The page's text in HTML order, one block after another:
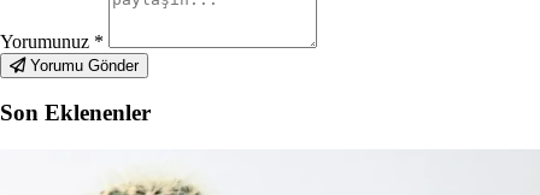
Yorumunuz *
Yorumu Gönder
Son Eklenenler